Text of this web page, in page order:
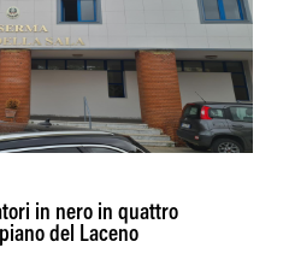
in nero in quattro
del Laceno